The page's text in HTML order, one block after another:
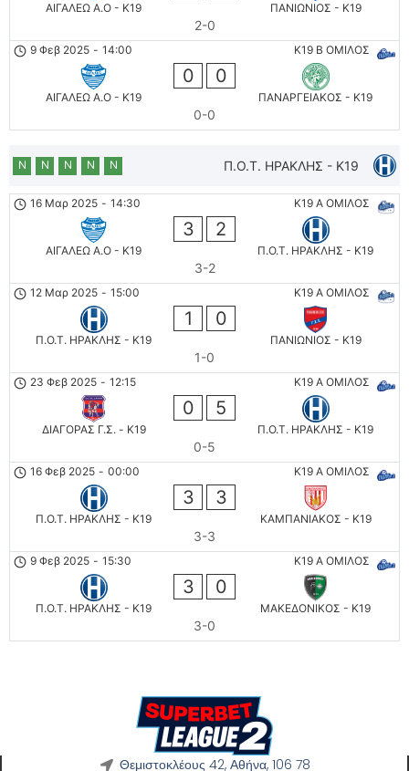
ΑΙΓΑΛΕΩ A.O - K19 ΠΑΝΙΩΝΙΟΣ - K19
2-0
K19 B ΟΜΙΛΟΣ
9 Φεβ 2025 - 14:00
ΑΙΓΑΛΕΩ A.O - K19
0 0
ΠΑΝΑΡΓΕΙΑΚΟΣ - K19
0-0
Π.Ο.Τ. ΗΡΑΚΛΗΣ - K19
Ν Ν Ν Ν Ν
K19 Α ΟΜΙΛΟΣ
16 Μαρ 2025 - 14:30
ΑΙΓΑΛΕΩ A.O - K19
3 2
Π.Ο.Τ. ΗΡΑΚΛΗΣ - K19
3-2
K19 Α ΟΜΙΛΟΣ
12 Μαρ 2025 - 15:00
Π.Ο.Τ. ΗΡΑΚΛΗΣ - K19
1 0
ΠΑΝΙΩΝΙΟΣ - K19
1-0
K19 Α ΟΜΙΛΟΣ
23 Φεβ 2025 - 12:15
ΔΙΑΓΟΡΑΣ Γ.Σ. - K19
0 5
Π.Ο.Τ. ΗΡΑΚΛΗΣ - K19
0-5
K19 Α ΟΜΙΛΟΣ
16 Φεβ 2025 - 00:00
Π.Ο.Τ. ΗΡΑΚΛΗΣ - K19
3 3
ΚΑΜΠΑΝΙΑΚΟΣ - K19
3-3
K19 Α ΟΜΙΛΟΣ
9 Φεβ 2025 - 15:30
Π.Ο.Τ. ΗΡΑΚΛΗΣ - K19
3 0
ΜΑΚΕΔΟΝΙΚΟΣ - K19
3-0
Θεμιστοκλέους 42, Αθήνα, 106 78